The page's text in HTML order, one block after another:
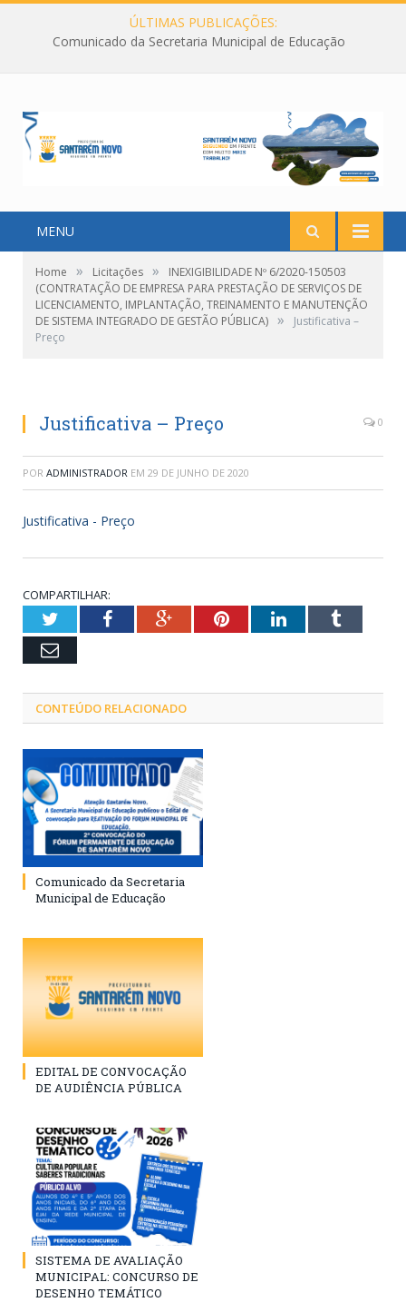
ÚLTIMAS PUBLICAÇÕES:
Comunicado da Secretaria Municipal de Educação
MENU
Home » Licitações »
INEXIGIBILIDADE Nº 6/2020-150503
(CONTRATAÇÃO DE EMPRESA PARA PRESTAÇÃO DE SERVIÇOS DE
LICENCIAMENTO, IMPLANTAÇÃO, TREINAMENTO E MANUTENÇÃO
DE SISTEMA INTEGRADO DE GESTÃO PÚBLICA) »
Justificativa –
Preço
Justificativa – Preço 0
POR ADMINISTRADOR EM 29 DE JUNHO DE 2020
Justificativa - Preço
COMPARTILHAR:
TwitterFacebookGoogle+PinterestLinkedInTumblr
Email
CONTEÚDO RELACIONADO
Comunicado da Secretaria
Municipal de Educação
EDITAL DE CONVOCAÇÃO
DE AUDIÊNCIA PÚBLICA
SISTEMA DE AVALIAÇÃO
MUNICIPAL: CONCURSO DE
DESENHO TEMÁTICO